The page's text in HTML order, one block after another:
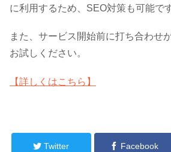
に利用するため、SEO対策も可能です
また、サービス開始前に打ち合わせ
お試しください。
【詳しくはこちら】
Twitter Facebook